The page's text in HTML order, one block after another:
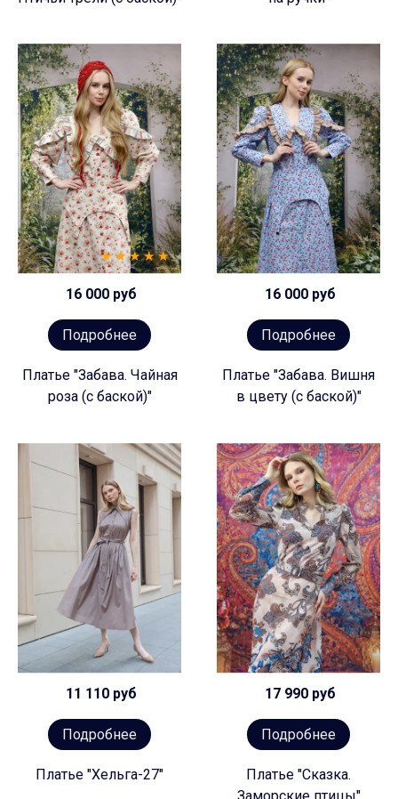
16 000 руб
Подробнее
Платье "Забава. Чайная
роза (с баской)"
16 000 руб
Подробнее
Платье "Забава. Вишня
в цвету (с баской)"
11 110 руб
Подробнее
Платье "Хельга-27"
17 990 руб
Подробнее
Платье "Сказка.